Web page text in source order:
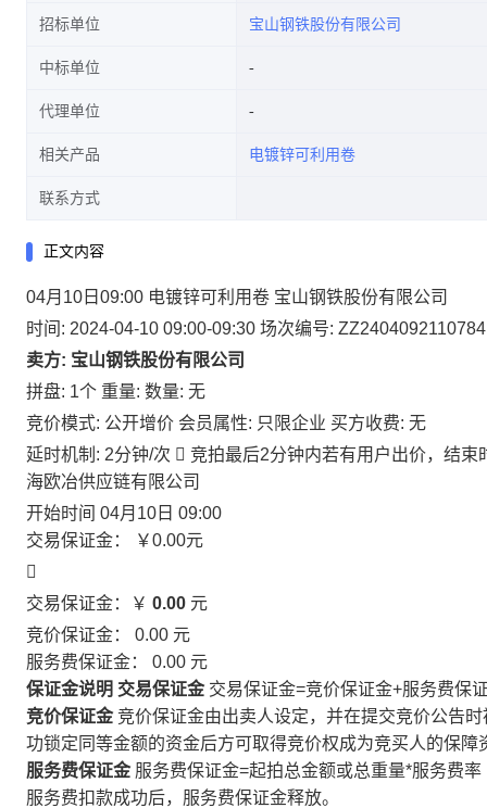
招标单位 宝山钢铁股份有限公司
中标单位
代理单位
相关产品 电镀锌可利用卷
联系方式
正文内容
04月10日09:00 电镀锌可利用卷 宝山钢铁股份有限公司
时间: 2024-04-10 09:00-09:30 场次编号: ZZ2404092110784
卖方: 宝山钢铁股份有限公司
拼盘: 1个 重量: 数量: 无
竞价模式: 公开增价 会员属性: 只限企业 买方收费: 无
延时机制: 2分钟/次  竞拍最后2分钟内若有用户出价，结
海欧冶供应链有限公司
开始时间 04月10日 09:00
交易保证金：
￥0.00元

交易保证金：￥ 0.00 元
竞价保证金： 0.00 元
服务费保证金： 0.00 元
保证金说明 交易保证金 交易保证金=竞价保证金+服务费保
竞价保证金 竞价保证金由出卖人设定，并在提交竞价公告
功锁定同等金额的资金后方可取得竞价权成为竞买人的保障
服务费保证金 服务费保证金=起拍总金额或总重量*服务费率
服务费扣款成功后，服务费保证金释放。